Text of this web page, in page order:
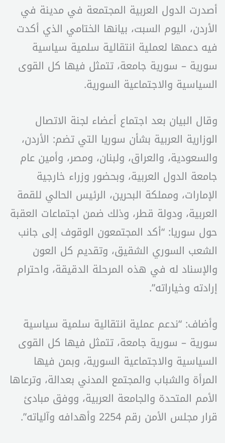
أصدرت الدول العربية المجتمعة في مدينة في
الأردن، اليوم السبت، بيانها الختامي الذي أكدت
فيه دعمها لعملية انتقالية سلمية سياسية
سورية – سورية جامعة، تتمثل فيها كل القوى
السياسية والاجتماعية السورية.
وقال البيان بعد اجتماع أعضاء لجنة الاتصال
الوزارية العربية بشأن سوريا التي تضم: الأردن،
والسعودية، والعراق، ولبنان، ومصر، وأمين عام
جامعة الدول العربية، وبحضور وزراء خارجية
الإمارات، ومملكة البحرين، الرئيس الحالي للقمة
العربية، ودولة قطر، وذلك ضمن اجتماعات العقبة
حول سوريا: “أكد المجتمعون الوقوف إلى جانب
الشعب السوري الشقيق، وتقديم كل العون
والإسناد له في هذه المرحلة الدقيقة، واحترام
إرادته وخياراته”.
وأضاف: “ندعم عملية انتقالية سلمية سياسية
سورية – سورية جامعة، تتمثل فيها كل القوى
السياسية والاجتماعية السورية، وبمن فيها
المرأة والشباب والمجتمع المدني بعدالة، وترعاها
الأمم المتحدة والجامعة العربية، ووفق مبادئ
قرار مجلس الأمن رقم 2254 وأهدافه وآلياته”.